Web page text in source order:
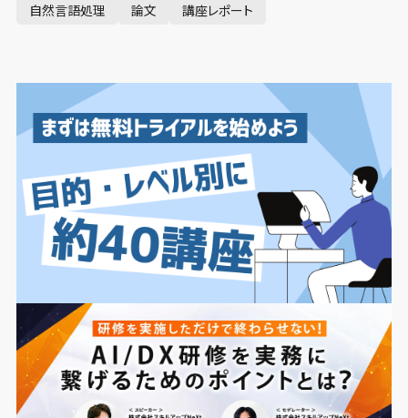
自然言語処理
論文 講座レポート